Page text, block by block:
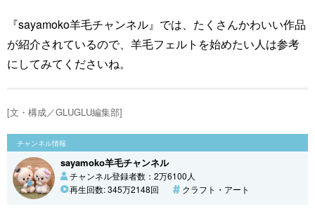
『sayamoko羊毛チャンネル』では、たくさんかわいい作品
が紹介されているので、羊毛フェルトを始めたい人は参考
にしてみてくださいね。
[文・構成／GLUGLU編集部]
チャンネル情報
sayamoko羊毛チャンネル
チャンネル登録者数：2万6100人
再生回数: 345万2148回
クラフト・アート